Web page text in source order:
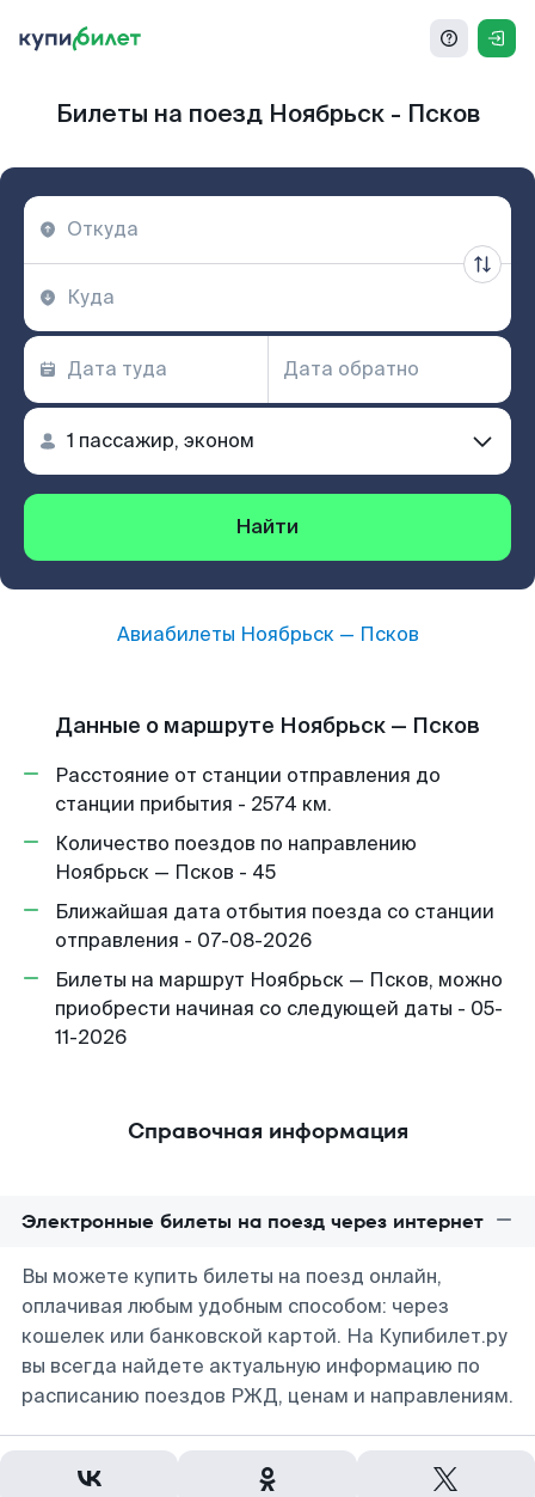
Билеты на поезд Ноябрьск - Псков
Найти
Авиабилеты Ноябрьск— Псков
Данные о маршруте Ноябрьск — Псков
Расстояние от станции отправления до
станции прибытия - 2574 км.
Количество поездов по направлению
Ноябрьск — Псков - 45
Ближайшая дата отбытия поезда со станции
отправления - 07-08-2026
Билеты на маршрут Ноябрьск — Псков, можно
приобрести начиная со следующей даты - 05-
11-2026
Справочная информация
Электронные билеты на поезд через интернет
Вы можете купить билеты на поезд онлайн,
оплачивая любым удобным способом: через
кошелек или банковской картой. На Купибилет.ру
вы всегда найдете актуальную информацию по
расписанию поездов РЖД, ценам и направлениям.